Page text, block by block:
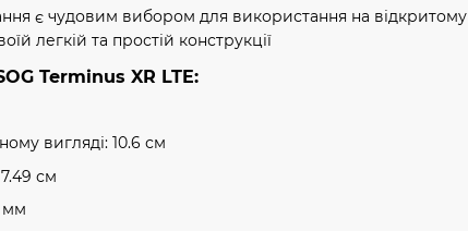
є чудовим вибором для використання на відкритому
легкій та простій конструкції
Terminus XR LTE:
вигляді: 10.6 см
см
мм